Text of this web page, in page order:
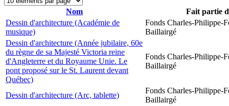
Nom
Fait partie
Dessin d'architecture (Académie de
musique)
Fonds Charles-Philippe-
Baillairgé
Dessin d'architecture (Année jubilaire, 60e
du règne de sa Majesté Victoria reine
d'Angleterre et du Royaume Unie. Le
pont proposé sur le St. Laurent devant
Québec)
Fonds Charles-Philippe-
Baillairgé
Dessin d'architecture (Arc, tablette)
Fonds Charles-Philippe-
Baillairgé